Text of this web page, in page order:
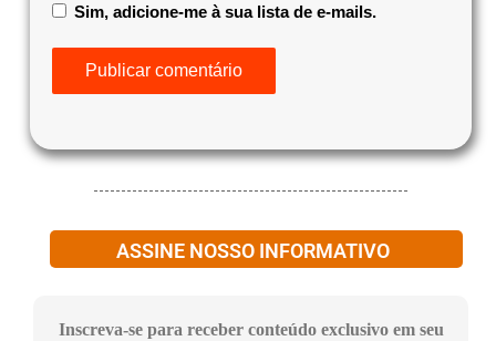
Sim, adicione-me à sua lista de e-mails.
ASSINE NOSSO INFORMATIVO
Inscreva-se para receber conteúdo exclusivo em seu